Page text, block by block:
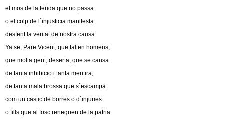
el mos de la ferida que no passa
o el colp de l´injusticia manifesta
desfent la veritat de nostra causa.
Ya se, Pare Vicent, que falten homens;
que molta gent, deserta; que se cansa
de tanta inhibicio i tanta mentira;
de tanta mala brossa que s´escampa
com un castic de borres o d´injuries
o fills que al fosc reneguen de la patria.